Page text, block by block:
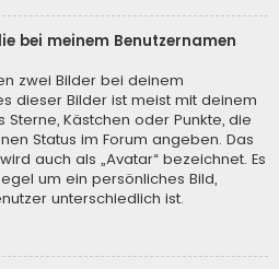
bei meinem Benutzernamen
zwei Bilder bei deinem
dieser Bilder ist meist mit deinem
Sterne, Kästchen oder Punkte, die
Status im Forum angeben. Das
auch als „Avatar“ bezeichnet. Es
um ein persönliches Bild,
unterschiedlich ist.